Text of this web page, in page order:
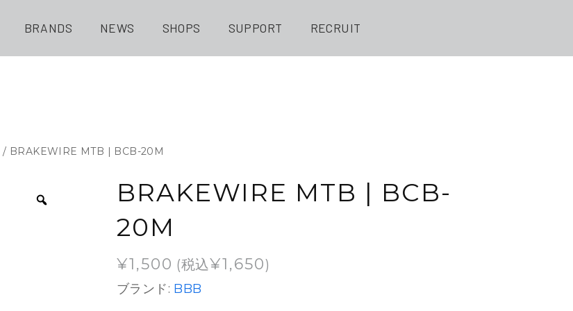
BRANDS NEWS SHOPS SUPPORT RECRUIT
/ BRAKEWIRE MTB | BCB-20M
BRAKEWIRE MTB | BCB-
20M
¥1,500 (税込¥1,650)
ブランド: BBB